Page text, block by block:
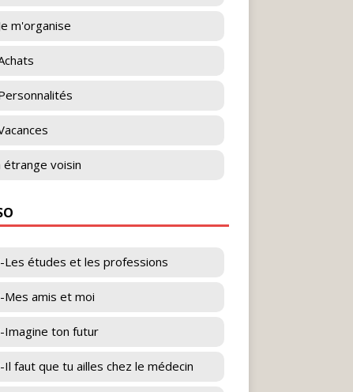
m'organise
étrange voisin
Les études et les professions
Mes amis et moi
Imagine ton futur
Il faut que tu ailles chez le médecin